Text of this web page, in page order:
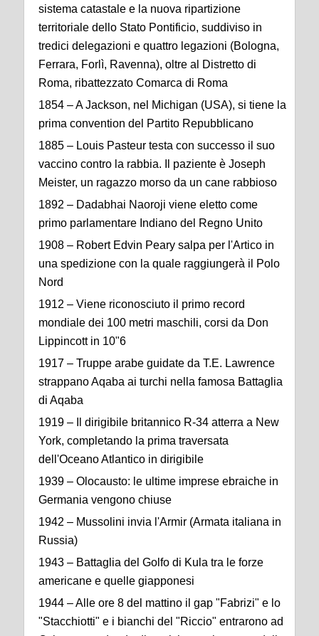
sistema catastale e la nuova ripartizione
territoriale dello Stato Pontificio, suddiviso in
tredici delegazioni e quattro legazioni (Bologna,
Ferrara, Forlì, Ravenna), oltre al Distretto di
Roma, ribattezzato Comarca di Roma
1854 – A Jackson, nel Michigan (USA), si tiene la
prima convention del Partito Repubblicano
1885 – Louis Pasteur testa con successo il suo
vaccino contro la rabbia. Il paziente è Joseph
Meister, un ragazzo morso da un cane rabbioso
1892 – Dadabhai Naoroji viene eletto come
primo parlamentare Indiano del Regno Unito
1908 – Robert Edvin Peary salpa per l'Artico in
una spedizione con la quale raggiungerà il Polo
Nord
1912 – Viene riconosciuto il primo record
mondiale dei 100 metri maschili, corsi da Don
Lippincott in 10"6
1917 – Truppe arabe guidate da T.E. Lawrence
strappano Aqaba ai turchi nella famosa Battaglia
di Aqaba
1919 – Il dirigibile britannico R-34 atterra a New
York, completando la prima traversata
dell'Oceano Atlantico in dirigibile
1939 – Olocausto: le ultime imprese ebraiche in
Germania vengono chiuse
1942 – Mussolini invia l'Armir (Armata italiana in
Russia)
1943 – Battaglia del Golfo di Kula tra le forze
americane e quelle giapponesi
1944 – Alle ore 8 del mattino il gap "Fabrizi" e lo
"Stacchiotti" e i bianchi del "Riccio" entrarono ad